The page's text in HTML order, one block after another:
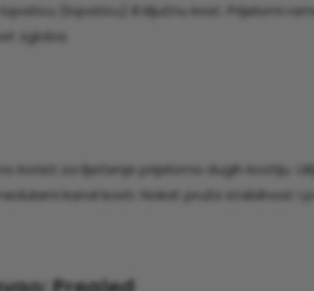
(lopaticu) ili ključnu kost. Prijelomi
zgloba.
koristi za liječenje prijeloma dugih kostiju.
kanal kosti. Nokat pruža stabilnost i